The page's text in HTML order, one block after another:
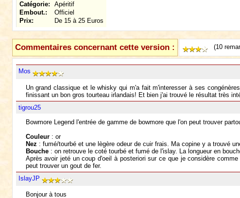
Catégorie:
Apéritif
Embout.:
Officiel
Prix:
De 15 à 25 Euros
Commentaires concernant cette version : (10
Mos
Un grand classique et le whisky qui m'a fait m'interesser à ses
finissant un bon gros tourteau irlandais! Et bien j'ai trouvé le résultat très
tigrou25
Bowmore Legend l'entrée de gamme de bowmore que l'on peut trouver
Couleur: or
Nez : fumé/tourbé et une lègère odeur de cuir frais. Ma copine y a trouvé
Bouche: on retrouve le coté tourbé et fumé de l'islay. La longueur en
Après avoir jeté un coup d'oeil à posteriori sur ce que je considère
peut trouver un gout de fer.
IslayJP
Bonjour à tous